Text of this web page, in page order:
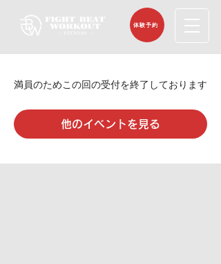
体験予約
満員のためこの回の受付を終了しております
他のイベントを見る